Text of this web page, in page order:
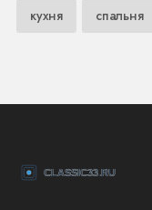
кухня спальня